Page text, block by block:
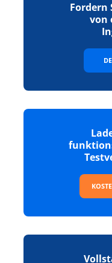
Fordern
von